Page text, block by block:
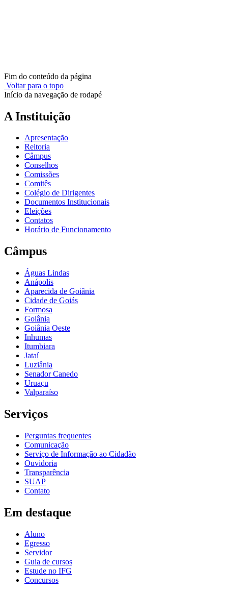
Fim do conteúdo da página
Voltar para o topo
Início da navegação de rodapé
A Instituição
Apresentação
Reitoria
Câmpus
Conselhos
Comissões
Comitês
Colégio de Dirigentes
Documentos Institucionais
Eleições
Contatos
Horário de Funcionamento
Câmpus
Águas Lindas
Anápolis
Aparecida de Goiânia
Cidade de Goiás
Formosa
Goiânia
Goiânia Oeste
Inhumas
Itumbiara
Jataí
Luziânia
Senador Canedo
Uruaçu
Valparaíso
Serviços
Perguntas frequentes
Comunicação
Serviço de Informação ao Cidadão
Ouvidoria
Transparência
SUAP
Contato
Em destaque
Aluno
Egresso
Servidor
Guia de cursos
Estude no IFG
Concursos